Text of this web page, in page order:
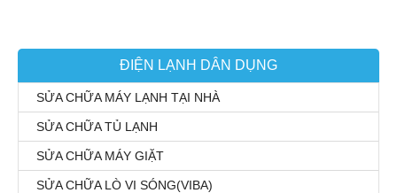
ĐIỆN LẠNH DÂN DỤNG
SỬA CHỮA MÁY LẠNH TẠI NHÀ
SỬA CHỮA TỦ LẠNH
SỬA CHỮA MÁY GIẶT
SỬA CHỮA LÒ VI SÓNG(VIBA)